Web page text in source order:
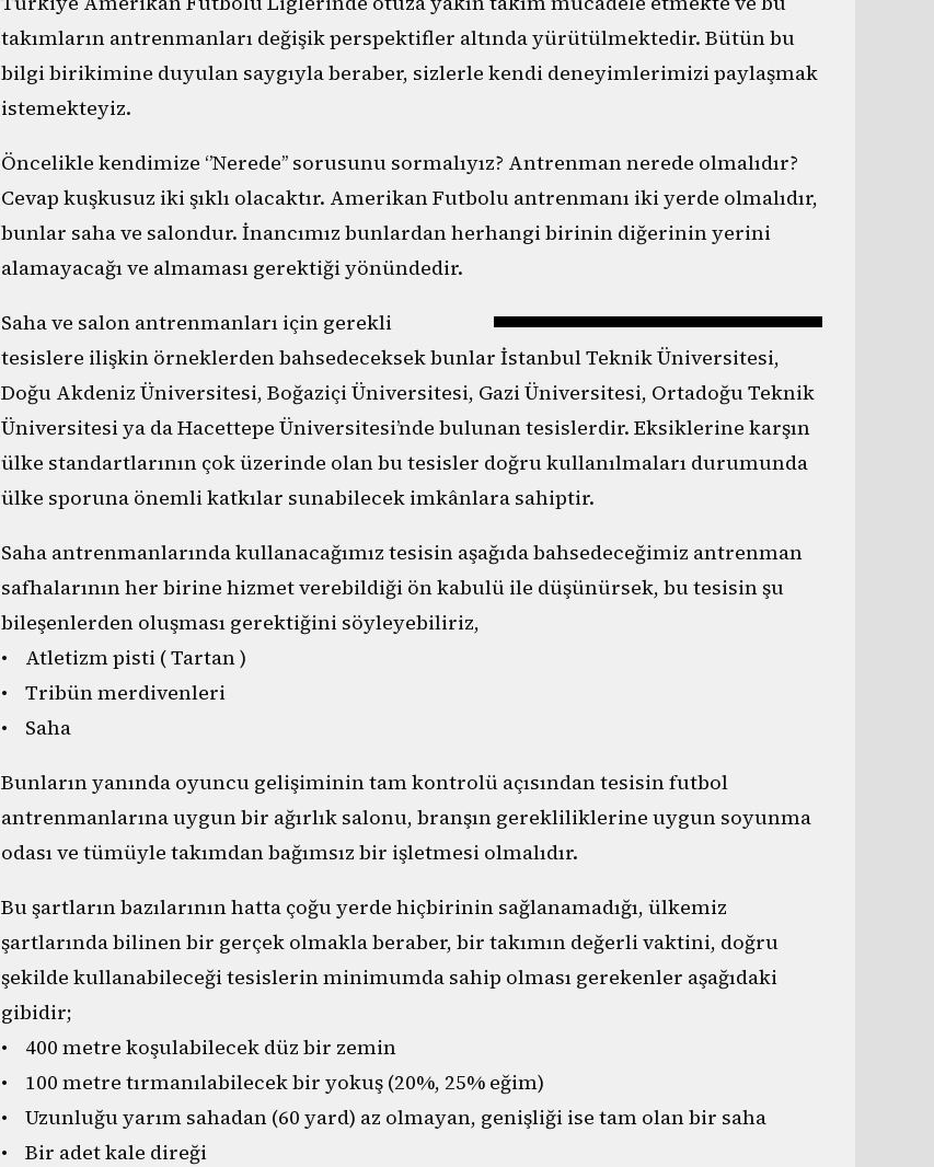
takımların antrenmanları değişik perspektifler altında yürütülmektedir. Bütün bu
bilgi birikimine duyulan saygıyla beraber, sizlerle kendi deneyimlerimizi paylaşmak
istemekteyiz.
Öncelikle kendimize ‘’Nerede’’ sorusunu sormalıyız? Antrenman nerede olmalıdır?
Cevap kuşkusuz iki şıklı olacaktır. Amerikan Futbolu antrenmanı iki yerde olmalıdır,
bunlar saha ve salondur. İnancımız bunlardan herhangi birinin diğerinin yerini
alamayacağı ve almaması gerektiği yönündedir.
Saha ve salon antrenmanları için gerekli
tesislere ilişkin örneklerden bahsedeceksek bunlar İstanbul Teknik Üniversitesi,
Doğu Akdeniz Üniversitesi, Boğaziçi Üniversitesi, Gazi Üniversitesi, Ortadoğu Teknik
Üniversitesi ya da Hacettepe Üniversitesi’nde bulunan tesislerdir. Eksiklerine karşın
ülke standartlarının çok üzerinde olan bu tesisler doğru kullanılmaları durumunda
ülke sporuna önemli katkılar sunabilecek imkânlara sahiptir.
Saha antrenmanlarında kullanacağımız tesisin aşağıda bahsedeceğimiz antrenman
safhalarının her birine hizmet verebildiği ön kabulü ile düşünürsek, bu tesisin şu
bileşenlerden oluşması gerektiğini söyleyebiliriz,
• Atletizm pisti ( Tartan )
• Tribün merdivenleri
• Saha
Bunların yanında oyuncu gelişiminin tam kontrolü açısından tesisin futbol
antrenmanlarına uygun bir ağırlık salonu, branşın gerekliliklerine uygun soyunma
odası ve tümüyle takımdan bağımsız bir işletmesi olmalıdır.
Bu şartların bazılarının hatta çoğu yerde hiçbirinin sağlanamadığı, ülkemiz
şartlarında bilinen bir gerçek olmakla beraber, bir takımın değerli vaktini, doğru
şekilde kullanabileceği tesislerin minimumda sahip olması gerekenler aşağıdaki
gibidir;
• 400 metre koşulabilecek düz bir zemin
• 100 metre tırmanılabilecek bir yokuş (20%, 25% eğim)
• Uzunluğu yarım sahadan (60 yard) az olmayan, genişliği ise tam olan bir saha
• Bir adet kale direği